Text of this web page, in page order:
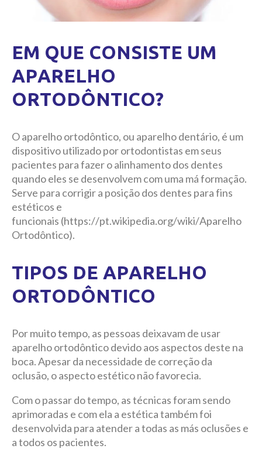
EM QUE CONSISTE UM
APARELHO
ORTODÔNTICO?
O aparelho ortodôntico, ou aparelho dentário, é um
dispositivo utilizado por ortodontistas em seus
pacientes para fazer o alinhamento dos dentes
quando eles se desenvolvem com uma má formação.
Serve para corrigir a posição dos dentes para fins
estéticos e
funcionais (https://pt.wikipedia.org/wiki/Aparelho
Ortodôntico).
TIPOS DE APARELHO
ORTODÔNTICO
Por muito tempo, as pessoas deixavam de usar
aparelho ortodôntico devido aos aspectos deste na
boca. Apesar da necessidade de correção da
oclusão, o aspecto estético não favorecia.
Com o passar do tempo, as técnicas foram sendo
aprimoradas e com ela a estética também foi
desenvolvida para atender a todas as más oclusões e
a todos os pacientes.